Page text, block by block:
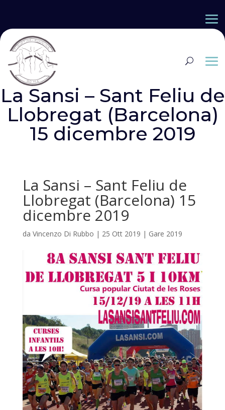
La Sansi – Sant Feliu de
Llobregat (Barcelona)
15 dicembre 2019
La Sansi – Sant Feliu de
Llobregat (Barcelona) 15
dicembre 2019
da Vincenzo Di Rubbo | 25 Ott 2019 | Gare 2019